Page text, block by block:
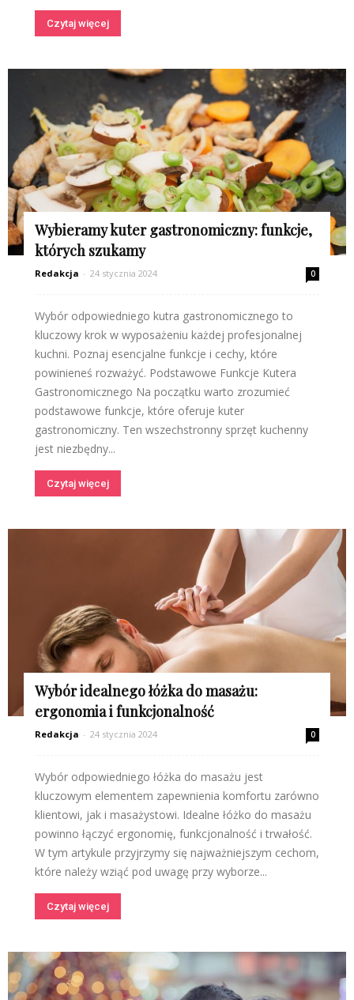
Czytaj więcej
Wybieramy kuter gastronomiczny: funkcje,
których szukamy
Redakcja - 24 stycznia 2024 0
Wybór odpowiedniego kutra gastronomicznego to
kluczowy krok w wyposażeniu każdej profesjonalnej
kuchni. Poznaj esencjalne funkcje i cechy, które
powinieneś rozważyć. Podstawowe Funkcje Kutera
Gastronomicznego Na początku warto zrozumieć
podstawowe funkcje, które oferuje kuter
gastronomiczny. Ten wszechstronny sprzęt kuchenny
jest niezbędny...
Czytaj więcej
Wybór idealnego łóżka do masażu:
ergonomia i funkcjonalność
Redakcja - 24 stycznia 2024 0
Wybór odpowiedniego łóżka do masażu jest
kluczowym elementem zapewnienia komfortu zarówno
klientowi, jak i masażystowi. Idealne łóżko do masażu
powinno łączyć ergonomię, funkcjonalność i trwałość.
W tym artykule przyjrzymy się najważniejszym cechom,
które należy wziąć pod uwagę przy wyborze...
Czytaj więcej